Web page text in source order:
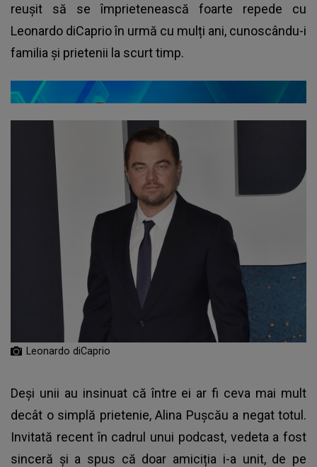
reușit să se împrietenească foarte repede cu
Leonardo diCaprio în urmă cu mulți ani, cunoscându-i
familia și prietenii la scurt timp.
Leonardo diCaprio
Deși unii au insinuat că între ei ar fi ceva mai mult
decât o simplă prietenie, Alina Pușcău a negat totul.
Invitată recent în cadrul unui podcast, vedeta a fost
sinceră și a spus că doar amiciția i-a unit, de pe